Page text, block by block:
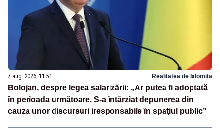
7 aug. 2026, 11:51 Realitatea de Ialomita
Bolojan, despre legea salarizării: „Ar putea fi adoptată
în perioada următoare. S-a întârziat depunerea din
cauza unor discursuri iresponsabile în spaţiul public”